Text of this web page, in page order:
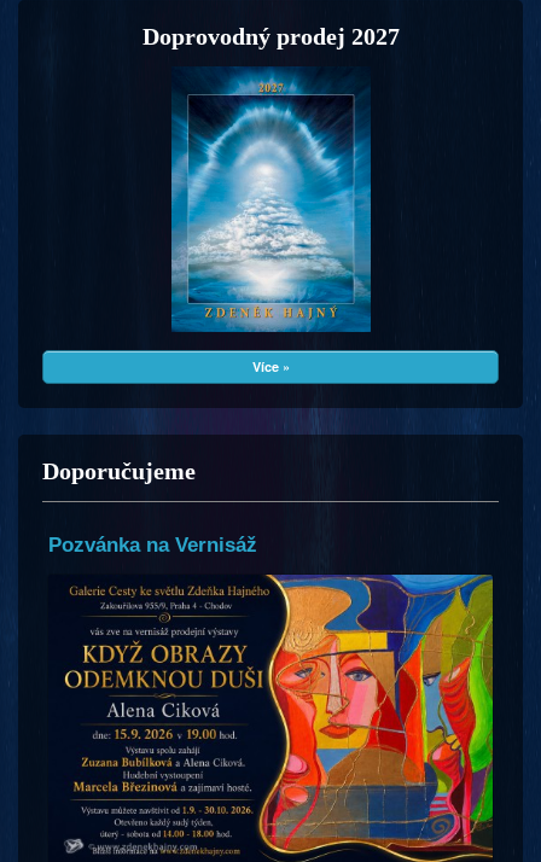
Doprovodný prodej 2027
Více »
Doporučujeme
Pozvánka na Vernisáž